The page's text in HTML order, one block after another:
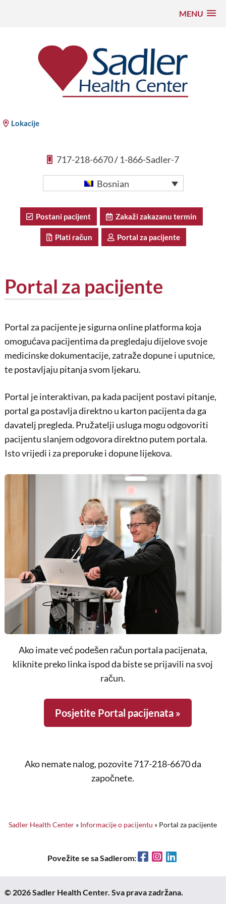
MENU
Lokacije
717-218-6670/ 1-866-Sadler-7
Bosnian
Postani pacijent Zakaži zakazanu termin
Plati račun Portal za pacijente
Portal za pacijente
Portal za pacijente je sigurna online platforma koja
omogućava pacijentima da pregledaju dijelove svoje
medicinske dokumentacije, zatraže dopune i uputnice,
te postavljaju pitanja svom ljekaru.
Portal je interaktivan, pa kada pacijent postavi pitanje,
portal ga postavlja direktno u karton pacijenta da ga
davatelj pregleda. Pružatelji usluga mogu odgovoriti
pacijentu slanjem odgovora direktno putem portala.
Isto vrijedi i za preporuke i dopune lijekova.
Ako imate već podešen račun portala pacijenata,
kliknite preko linka ispod da biste se prijavili na svoj
račun.
Posjetite Portal pacijenata »
Ako nemate nalog, pozovite 717-218-6670 da
započnete.
Sadler Health Center » Informacije o pacijentu » Portal za pacijente
Povežite se sa Sadlerom: FacebookInstagram
© 2026 Sadler Health Center. Sva prava zadržana.